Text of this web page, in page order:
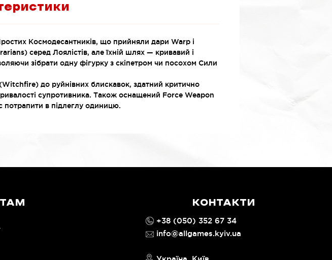
Космодесантників, що прийняли дари Warp і
серед Лоялістів, але їхній шлях — кривавий і
зібрати одну фігурку з скіпетром чи посохом Сили
до руйнівних блискавок, здатний критично
супротивника. Також оснащений Force Weapon
потрапити в підлеглу одиницю.
КОНТАКТИ
+38 (050) 352 67 34
info@allgames.kyiv.ua